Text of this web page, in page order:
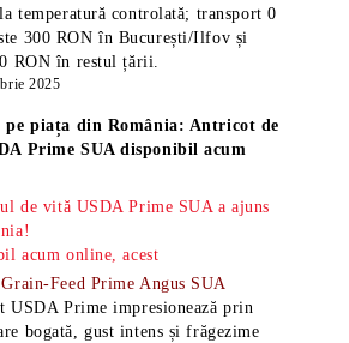
temperatură controlată; transport 0
300 RON în București/Ilfov și
RON în restul țării.
2025
pe piața din România: Antricot de
Prime SUA disponibil acum
de vită USDA Prime SUA a ajuns
acum online, acest
Feed Prime Angus SUA
USDA Prime impresionează prin
bogată, gust intens și frăgezime